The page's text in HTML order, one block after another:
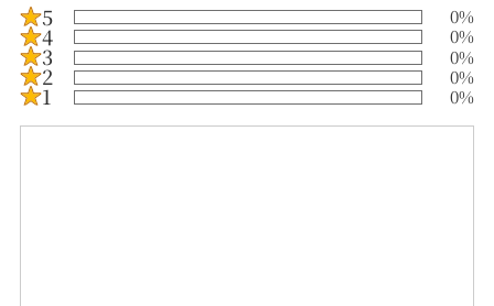
5 0%
4 0%
3 0%
2 0%
1 0%